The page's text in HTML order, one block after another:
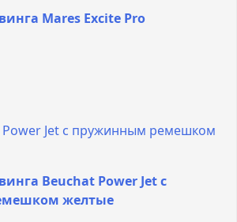
Mares Excite Pro
Beuchat Power Jet с
желтые